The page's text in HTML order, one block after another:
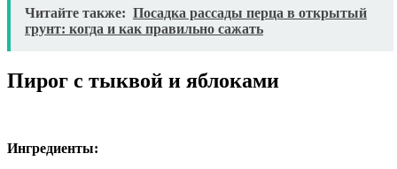
Читайте также: Посадка рассады перца в открытый
грунт: когда и как правильно сажать
Пирог с тыквой и яблоками
Ингредиенты: